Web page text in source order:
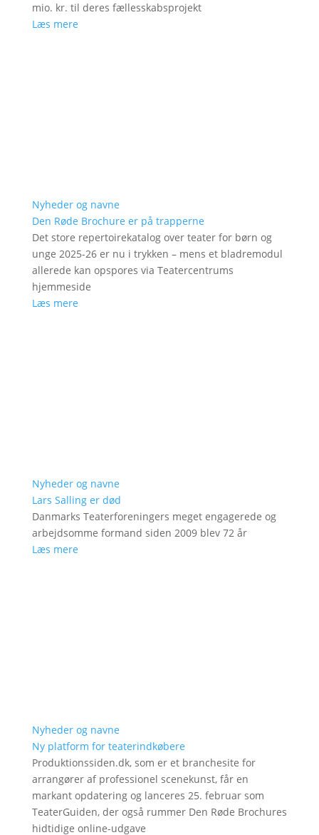
mio. kr. til deres fællesskabsprojekt
Læs mere
Nyheder og navne
Den Røde Brochure er på trapperne
Det store repertoirekatalog over teater for børn og
unge 2025-26 er nu i trykken – mens et bladremodul
allerede kan opspores via Teatercentrums
hjemmeside
Læs mere
Nyheder og navne
Lars Salling er død
Danmarks Teaterforeningers meget engagerede og
arbejdsomme formand siden 2009 blev 72 år
Læs mere
Nyheder og navne
Ny platform for teaterindkøbere
Produktionssiden.dk, som er et branchesite for
arrangører af professionel scenekunst, får en
markant opdatering og lanceres 25. februar som
TeaterGuiden, der også rummer Den Røde Brochures
hidtidige online-udgave